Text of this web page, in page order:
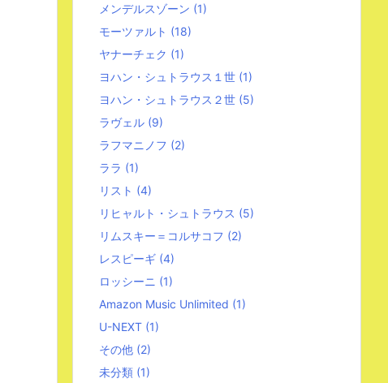
メンデルスゾーン (1)
モーツァルト (18)
ヤナーチェク (1)
ヨハン・シュトラウス１世 (1)
ヨハン・シュトラウス２世 (5)
ラヴェル (9)
ラフマニノフ (2)
ララ (1)
リスト (4)
リヒャルト・シュトラウス (5)
リムスキー＝コルサコフ (2)
レスピーギ (4)
ロッシーニ (1)
Amazon Music Unlimited (1)
U-NEXT (1)
その他 (2)
未分類 (1)